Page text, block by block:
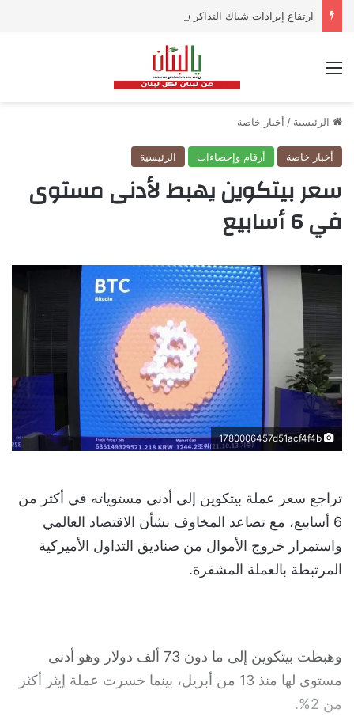
الرئيسية / أخبار خاصة
أخبار خاصة أرقام وإحصاءات الرئيسية
سعر بيتكوين يهبط لأدنى مستوى
في 6 أسابيع
تراجع سعر عملة بيتكوين إلى أدنى مستوياته في أكثر من
6 أسابيع، مع تصاعد المخاوف بشأن الاقتصاد العالمي
واستمرار خروج الأموال من صناديق التداول الأميركية
المرتبطة بالعملة المشفرة.
وهبطت بيتكوين إلى ما دون 73 ألف دولار وهو أدنى
مستوى لها منذ 13 من أبريل، بينما خسرت عملة إيثر أكثر
من 2%.